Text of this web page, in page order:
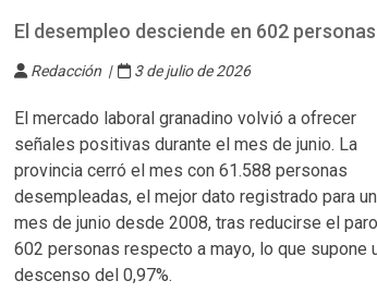
El desempleo desciende en 602
Redacción | 3 de julio de 2026
El mercado laboral granadino volvió a ofrecer
señales positivas durante el mes de junio. La
provincia cerró el mes con 61.588 personas
desempleadas, el mejor dato registrado para un
mes de junio desde 2008, tras reducirse el
602 personas respecto a mayo, lo que supone
descenso del 0,97%.